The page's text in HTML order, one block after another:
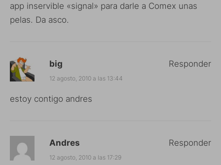
app inservible «signal» para darle a Comex unas
pelas. Da asco.
big
12 agosto, 2010 a las 13:44
estoy contigo andres
Responder
Andres
12 agosto, 2010 a las 17:29
Responder